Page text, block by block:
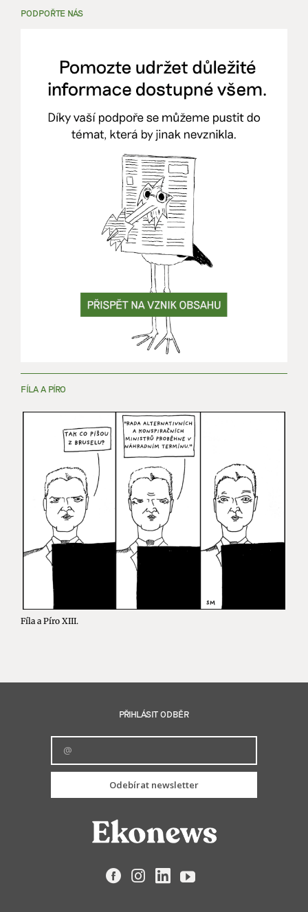
PODPOŘTE NÁS
FÍLA A PÍRO
Fíla a Píro XIII.
PŘIHLÁSIT ODBĚR
Odebírat newsletter
FacebookInstagramLinkedIn
YouTube